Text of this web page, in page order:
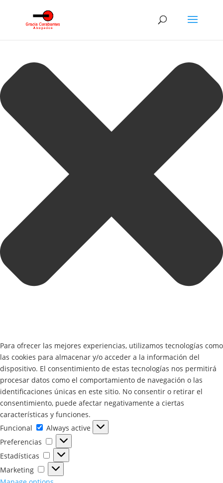
Para ofrecer las mejores experiencias, utilizamos tecnologías como
las cookies para almacenar y/o acceder a la información del
dispositivo. El consentimiento de estas tecnologías nos permitirá
procesar datos como el comportamiento de navegación o las
identificaciones únicas en este sitio. No consentir o retirar el
consentimiento, puede afectar negativamente a ciertas
características y funciones.
Funcional
Funcional
Always active
Preferencias
Preferencias
Estadísticas
Estadísticas
Marketing
Marketing